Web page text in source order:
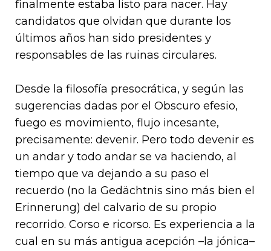
finalmente estaba listo para nacer. Hay
candidatos que olvidan que durante los
últimos años han sido presidentes y
responsables de las ruinas circulares.
Desde la filosofía presocrática, y según las
sugerencias dadas por el Obscuro efesio,
fuego es movimiento, flujo incesante,
precisamente: devenir. Pero todo devenir es
un andar y todo andar se va haciendo, al
tiempo que va dejando a su paso el
recuerdo (no la Gedächtnis sino más bien el
Erinnerung) del calvario de su propio
recorrido. Corso e ricorso. Es experiencia a la
cual en su más antigua acepción –la jónica–